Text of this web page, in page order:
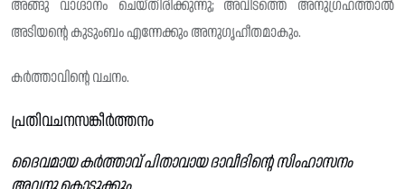
അങ്ങു വാഗ്ദാനം ചെയ്തിരിക്കുന്നു; അവിടത്തെ അനുഗ്രഹത്താൽ
അടിയന്റെ കുടുംബം എന്നേക്കും അനുഗൃഹീതമാകും.
കർത്താവിന്റെ വചനം.
പ്രതിവചനസങ്കീർത്തനം
ദൈവമായ കർത്താവ് പിതാവായ ദാവീദിന്റെ സിംഹാസനം